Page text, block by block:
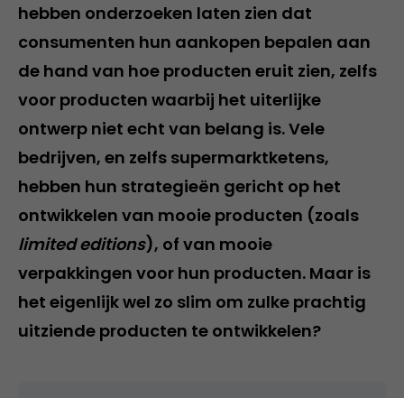
hebben onderzoeken laten zien dat
consumenten hun aankopen bepalen aan
de hand van hoe producten eruit zien, zelfs
voor producten waarbij het uiterlijke
ontwerp niet echt van belang is. Vele
bedrijven, en zelfs supermarktketens,
hebben hun strategieën gericht op het
ontwikkelen van mooie producten (zoals
limited editions), of van mooie
verpakkingen voor hun producten. Maar is
het eigenlijk wel zo slim om zulke prachtig
uitziende producten te ontwikkelen?